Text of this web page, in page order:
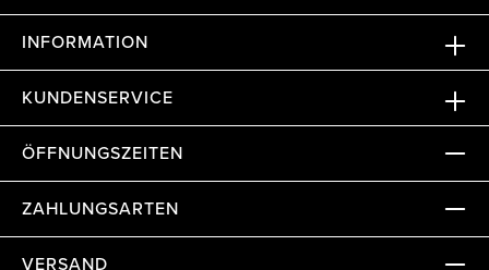
INFORMATION
KUNDENSERVICE
ÖFFNUNGSZEITEN
ZAHLUNGSARTEN
VERSAND